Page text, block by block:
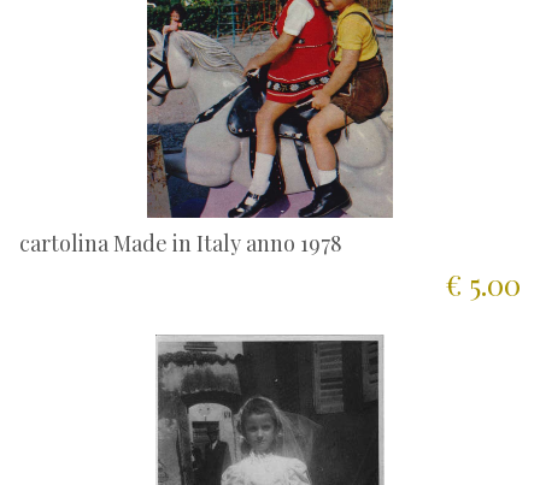
cartolina Made in Italy anno 1978
€ 5.00